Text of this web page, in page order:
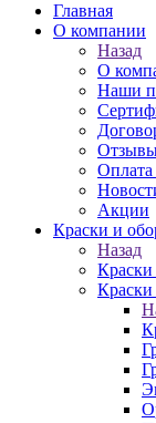
Главная
О компании
Назад
О
Наши
Оплата
Акции
Краски и
Назад
Краски